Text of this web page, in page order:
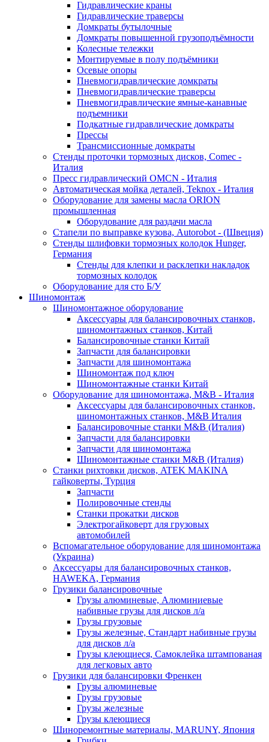
Гидравлические краны
Гидравлические траверсы
Домкраты бутылочные
Домкраты повышенной грузоподъёмности
Колесные тележки
Монтируемые в полу подъёмники
Осевые опоры
Пневмогидравлические домкраты
Пневмогидравлические траверсы
Пневмогидравлические ямные-канавные
подъемники
Подкатные гидравлические домкраты
Прессы
Трансмиссионные домкраты
Стенды проточки тормозных дисков, Comec -
Италия
Пресс гидравлический OMCN - Италия
Автоматическая мойка деталей, Teknox - Италия
Оборудование для замены масла ORION
промышленная
Оборудование для раздачи масла
Стапели по выправке кузова, Autorobot - (Швеция)
Стенды шлифовки тормозных колодок Hunger,
Германия
Стенды для клепки и расклепки накладок
тормозных колодок
Оборудование для сто Б/У
Шиномонтаж
Шиномонтажное оборудование
Аксессуары для балансировочных станков,
шиномонтажных станков, Китай
Балансировочные станки Китай
Запчасти для балансировки
Запчасти для шиномонтажа
Шиномонтаж под ключ
Шиномонтажные станки Китай
Оборудование для шиномонтажа, M&B - Италия
Аксессуары для балансировочных станков,
шиномонтажных станков, M&B Италия
Балансировочные станки M&B (Италия)
Запчасти для балансировки
Запчасти для шиномонтажа
Шиномонтажные станки M&B (Италия)
Станки рихтовки дисков, ATEK MAKINA
гайковерты, Турция
Запчасти
Полировочные стенды
Станки прокатки дисков
Электрогайковерт для грузовых
автомобилей
Вспомагательное оборудование для шиномонтажа
(Украина)
Аксессуары для балансировочных станков,
HAWEKA, Германия
Грузики балансировочные
Грузы алюминевые, Алюминиевые
набивные грузы для дисков л/а
Грузы грузовые
Грузы железные, Cтандарт набивные грузы
для дисков л/а
Грузы клеющиеся, Самоклейка штампованая
для легковых авто
Грузики для балансировки Френкен
Грузы алюминевые
Грузы грузовые
Грузы железные
Грузы клеющиеся
Шиноремонтные материалы, MARUNY, Япония